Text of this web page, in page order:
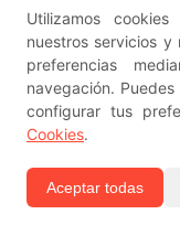
Utilizamos
nuestros servicios
preferencias
navegación.
configurar tus
Cookies.
Aceptar todas